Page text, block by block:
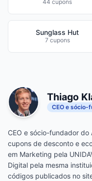
44 cupons
Sunglass Hut
7 cupons
Thiago
CEO e sócio-
CEO e sócio-fundador
cupons de desconto e
em Marketing pela
Digital pela mesma
códigos publicados no